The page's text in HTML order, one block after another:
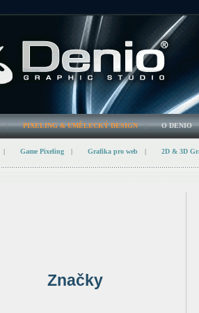
| PIXELING & UMĚLECKÝ DESIGN | O DENIO
| Game Pixeling | Grafika pro web | 2D & 3D
Značky